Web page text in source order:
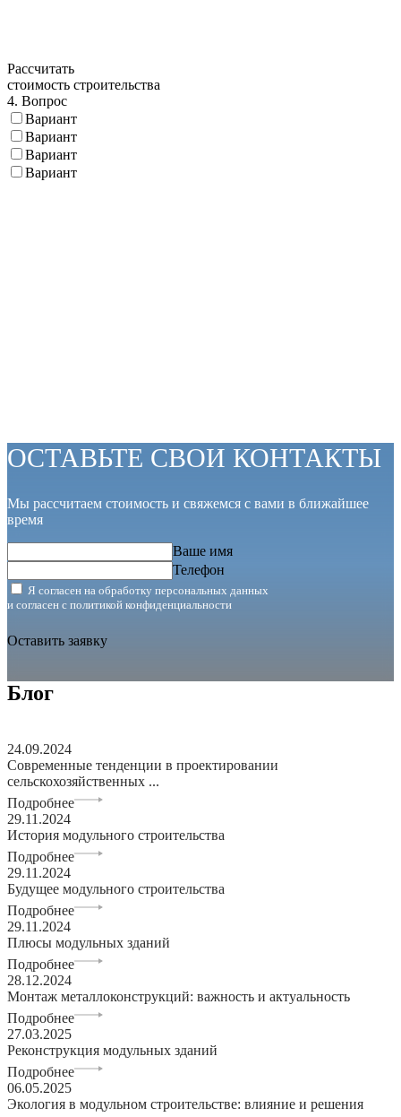
Рассчитать
стоимость строительства
4. Вопрос
Вариант
Вариант
Вариант
Вариант
ОСТАВЬТЕ СВОИ КОНТАКТЫ
Мы рассчитаем стоимость и свяжемся с вами в ближайшее
время
Ваше имя
Телефон
Я согласен на обработку персональных данных
и согласен с политикой конфиденциальности
Оставить заявку
Блог
24.09.2024
Современные тенденции в проектировании
сельскохозяйственных ...
Подробнее
29.11.2024
История модульного строительства
Подробнее
29.11.2024
Будущее модульного строительства
Подробнее
29.11.2024
Плюсы модульных зданий
Подробнее
28.12.2024
Монтаж металлоконструкций: важность и актуальность
Подробнее
27.03.2025
Реконструкция модульных зданий
Подробнее
06.05.2025
Экология в модульном строительстве: влияние и решения